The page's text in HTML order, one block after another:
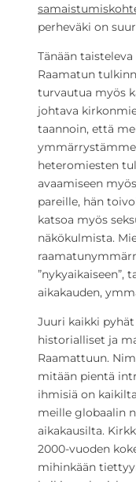
perheväki on
Tänään
Raamatun
turvautua myös
johtava
taannoin, että
heteromiesten
avaamiseen
pareille, hän
katsoa myös
näkökulmista.
”nykyaikaiseen”,
aikakauden,
Juuri kaikki
historialliset ja
Raamattuun.
mitään pientä
ihmisiä on
meille globaalin
aikakausilta.
2000-vuoden
mihinkään